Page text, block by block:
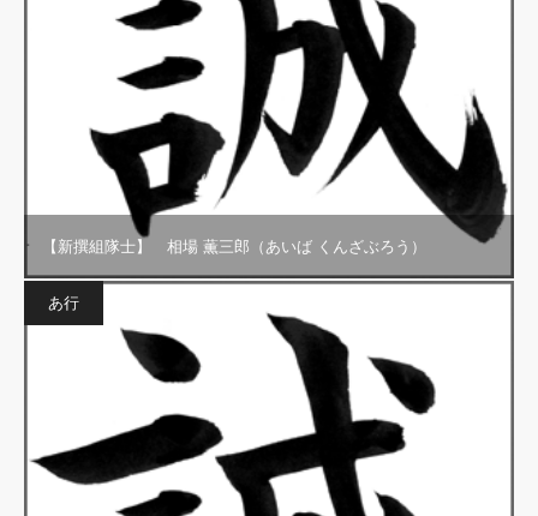
【新撰組隊士】 相場 薫三郎（あいば くんざぶろう）
あ行